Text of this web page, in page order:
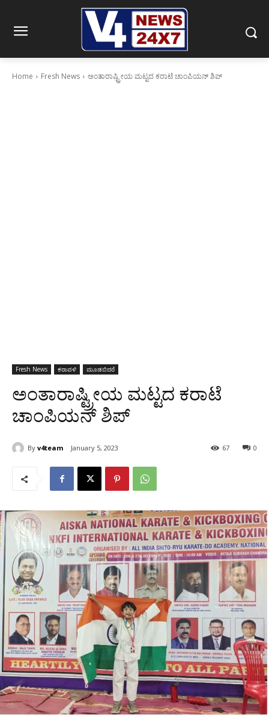
Home Fresh News ಅಂತಾರಾಷ್ಟ್ರೀಯ ಮಟ್ಟದ ಕರಾಟೆ ಚಾಂಪಿಯನ್ ಶಿಪ್
Fresh News ಕರಾವಳಿ ಮೂಡಬಿದರೆ
ಅಂತಾರಾಷ್ಟ್ರೀಯ ಮಟ್ಟದ ಕರಾಟೆ
ಚಾಂಪಿಯನ್ ಶಿಪ್
By v4team January 5, 2023 0
67